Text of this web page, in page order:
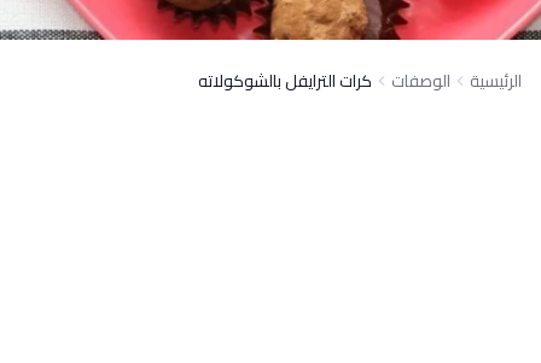
الرئيسية الوصفات كرات الترايفل بالشوكولاته